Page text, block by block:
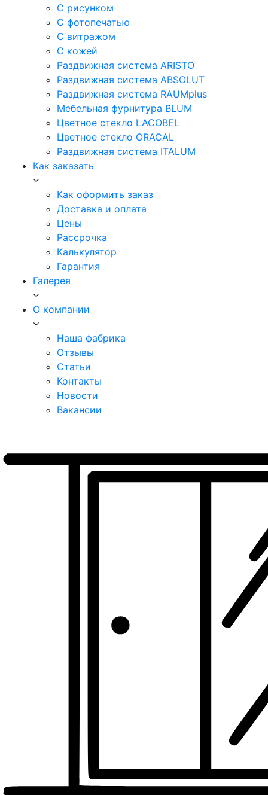
С рисунком
С фотопечатью
С витражом
С кожей
Раздвижная система ARISTO
Раздвижная система ABSOLUT
Раздвижная система RAUMplus
Мебельная фурнитура BLUM
Цветное стекло LACOBEL
Цветное стекло ORACAL
Раздвижная система ITALUM
Как заказать
Как оформить заказ
Доставка и оплата
Цены
Рассрочка
Калькулятор
Гарантия
Галерея
О компании
Наша фабрика
Отзывы
Статьи
Контакты
Новости
Вакансии